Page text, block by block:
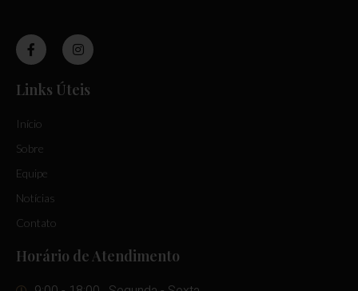
Links Úteis
Início
Sobre
Equipe
Notícias
Contato
Horário de Atendimento